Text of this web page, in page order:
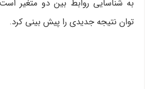
به شناسایی روابط بین دو متغیر
توان نتیجه جدیدی را پیش بینی کرد.